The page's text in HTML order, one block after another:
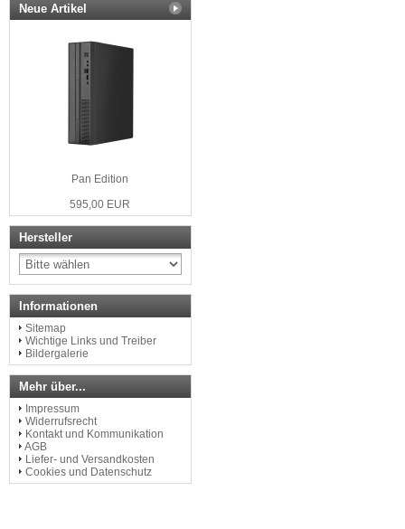
Neue Artikel
Pan Edition
595,00 EUR
Hersteller
Informationen
Sitemap
Wichtige Links und Treiber
Bildergalerie
Mehr über...
Impressum
Widerrufsrecht
Kontakt und Kommunikation
AGB
Liefer- und Versandkosten
Cookies und Datenschutz